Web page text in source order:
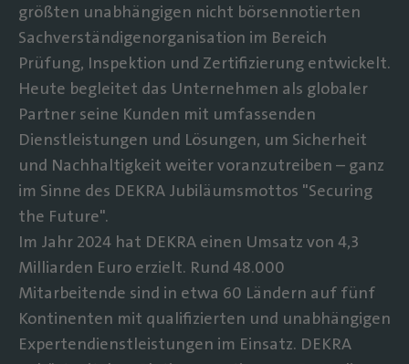
größten unabhängigen nicht börsennotierten
Sachverständigenorganisation im Bereich
Prüfung, Inspektion und Zertifizierung entwickelt.
Heute begleitet das Unternehmen als globaler
Partner seine Kunden mit umfassenden
Dienstleistungen und Lösungen, um Sicherheit
und Nachhaltigkeit weiter voranzutreiben – ganz
im Sinne des DEKRA Jubiläumsmottos "Securing
the Future".
Im Jahr 2024 hat DEKRA einen Umsatz von 4,3
Milliarden Euro erzielt. Rund 48.000
Mitarbeitende sind in etwa 60 Ländern auf fünf
Kontinenten mit qualifizierten und unabhängigen
Expertendienstleistungen im Einsatz. DEKRA